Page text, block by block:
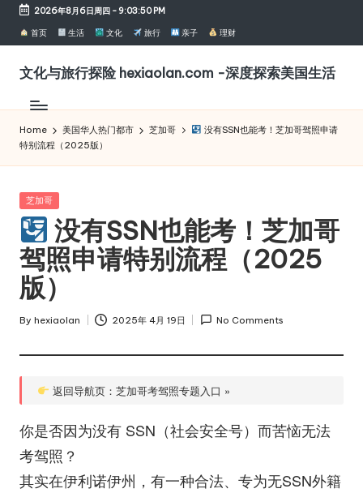
Skip
content
2026年8月6日周四- 9:03:51 PM
首页 生活 文化 旅行 亲子 理财
文化与旅行探险 hexiaolan.com -深度探索美国生活
焦
文
化
活
旅
游
探
险
与
美
国
察，
提
供
深
入
的
Home 美国华人热门都市 芝加哥
没有SSN也能考！芝加哥驾照申请
特别流程（2025版）
Posted
in
芝加哥
没有SSN也能考！芝加哥
驾照申请特别流程（2025
版）
Posted
By hexiaolan 2025年 4月 19日 No Comments
返回导航页：芝加哥考驾照专题入口 »
你是否因为没有 SSN（社会安全号）而苦恼无法
考驾照？
其实在伊利诺伊州，有一种合法、专为无SSN外籍